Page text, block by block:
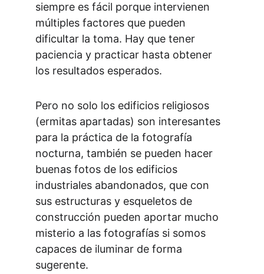
siempre es fácil porque intervienen
múltiples factores que pueden
dificultar la toma. Hay que tener
paciencia y practicar hasta obtener
los resultados esperados.
Pero no solo los edificios religiosos
(ermitas apartadas) son interesantes
para la práctica de la fotografía
nocturna, también se pueden hacer
buenas fotos de los edificios
industriales abandonados, que con
sus estructuras y esqueletos de
construcción pueden aportar mucho
misterio a las fotografías si somos
capaces de iluminar de forma
sugerente.